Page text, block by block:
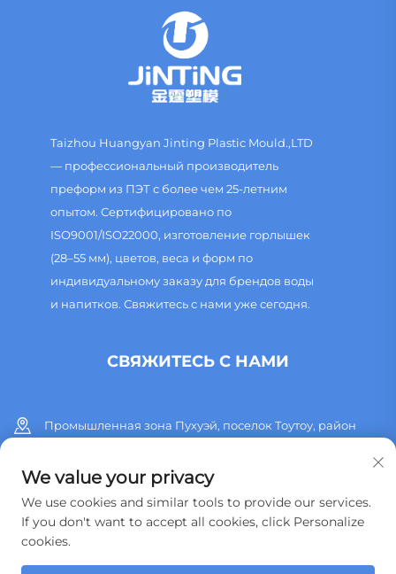
Taizhou Huangyan Jinting Plastic Mould.,LTD
— профессиональный производитель
преформ из ПЭТ с более чем 25-летним
опытом. Сертифицировано по
ISO9001/ISO22000, изготовление горлышек
(28–55 мм), цветов, веса и форм по
индивидуальному заказу для брендов воды
и напитков. Свяжитесь с нами уже сегодня.
СВЯЖИТЕСЬ С НАМИ
Промышленная зона Пухуэй, поселок Тоутоу, район
+86 13515760932
[email protected]
We value your privacy
We use cookies and similar tools to provide our services.
If you don't want to accept all cookies, click Personalize
cookies.